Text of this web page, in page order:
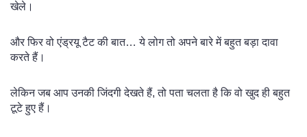
खेले।
और फिर वो एंड्रयू टैट की बात… ये लोग तो अपने बारे में बहुत बड़ा दावा
करते हैं।
लेकिन जब आप उनकी जिंदगी देखते हैं, तो पता चलता है कि वो खुद ही बहुत
टूटे हुए हैं।